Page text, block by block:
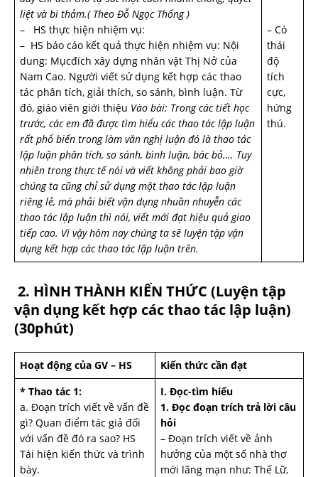
liệt và bi thảm.( Theo Đỗ Ngọc Thống )
– HS thực hiện nhiệm vụ:
– HS báo cáo kết quả thực hiện nhiệm vụ: Nội
dung: Mụcđích xây dựng nhân vật Thị Nở của
Nam Cao. Người viết sử dụng kết hợp các thao
tác phân tích, giải thích, so sánh, bình luận. Từ
đó, giáo viên giới thiệu Vào bài: Trong các tiết học
trước, các em đã được tìm hiểu các thao tác lập luận
rất phổ biến trong làm văn nghị luận đó là thao tác
lập luận phân tích, so sánh, bình luận, bác bỏ…. Tuy
nhiên trong thực tế nói và viết không phải bao giờ
chúng ta cũng chỉ sử dụng một thao tác lập luận
riêng lẻ, mà phải biết vận dụng nhuần nhuyễn các
thao tác lập luận thì nói, viết mới đạt hiệu quả giao
tiếp cao. Vì vậy hôm nay chúng ta sẽ luyện tập vận
dụng kết hợp các thao tác lập luận trên.
– Có
thái
độ
tích
cực,
hứng
thú.
2. HÌNH THÀNH KIẾN THỨC (Luyện tập
vận dụng kết hợp các thao tác lập luận)
(30phút)
Hoạt động của GV – HS
Kiến thức cần đạt
* Thao tác 1:
a. Đoạn trích viết về vấn đề
gì? Quan điểm tác giả đối
với vấn đề đó ra sao? HS
Tái hiện kiến thức và trình
bày.
I. Đọc-tìm hiểu
1. Đọc đoạn trích trả lời câu
hỏi
– Đoạn trích viết về ảnh
hưởng của một số nhà thơ
mới lãng mạn như: Thế Lữ,